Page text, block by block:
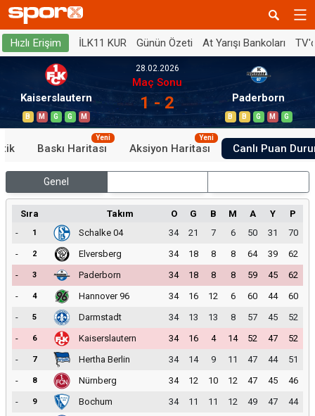
Hızlı Erişim İLK11 KUR Günün Özeti At Yarışı Bankoları
Kaiserslautern
B M G G M
28.02.2026
Maç Sonu
1 - 2 Paderborn
B B G M G
Baskı Haritası
Yeni
Aksiyon Haritası
Yeni
Canlı Puan
Genel
Sıra Takım O G B M A Y
P
-
1 Schalke 04 34 21 7 6 50 31
70
-
2 Elversberg 34 18 8 8 64 39
62
-
3 Paderborn 34 18 8 8 59 45
62
-
4 Hannover 96 34 16 12 6 60 44
60
-
5 Darmstadt 34 13 13 8 57 45
52
-
6 Kaiserslautern 34 16 4 14 52 47
52
-
7 Hertha Berlin 34 14 9 11 47 44
51
-
8 Nürnberg 34 12 10 12 47 45
46
-
9 Bochum 34 11 11 12 49 47
44